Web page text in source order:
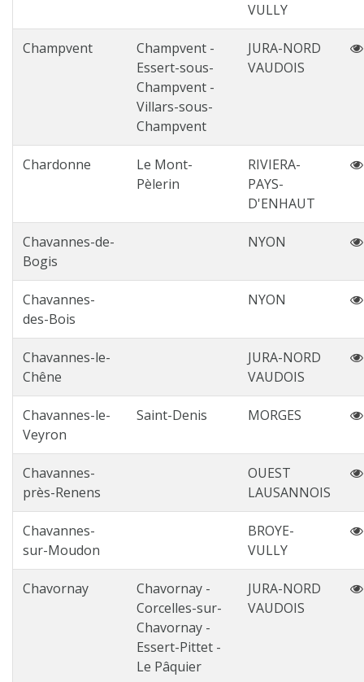
VULLY
Champvent
Champvent -
Essert-sous-
Champvent -
Villars-sous-
Champvent
JURA-NORD
VAUDOIS
Chardonne
Le Mont-
Pèlerin
RIVIERA-
PAYS-
D'ENHAUT
Chavannes-de-
Bogis
NYON
Chavannes-
des-Bois
NYON
Chavannes-le-
Chêne
JURA-NORD
VAUDOIS
Chavannes-le-
Veyron
Saint-Denis MORGES
Chavannes-
près-Renens
OUEST
LAUSANNOIS
Chavannes-
sur-Moudon
BROYE-
VULLY
Chavornay
Chavornay -
Corcelles-sur-
Chavornay -
Essert-Pittet -
Le Pâquier
JURA-NORD
VAUDOIS